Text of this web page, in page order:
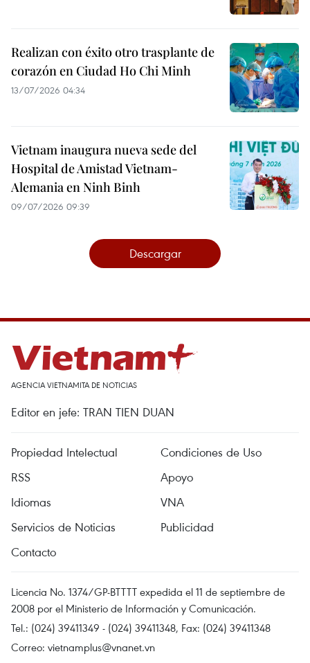
Realizan con éxito otro trasplante de
corazón en Ciudad Ho Chi Minh
13/07/2026 04:34
Vietnam inaugura nueva sede del
Hospital de Amistad Vietnam-
Alemania en Ninh Binh
09/07/2026 09:39
Descargar
AGENCIA VIETNAMITA DE NOTICIAS
Editor en jefe: TRAN TIEN DUAN
Propiedad Intelectual
Condiciones de Uso
RSS
Apoyo
Idiomas
VNA
Servicios de Noticias
Publicidad
Contacto
Licencia No. 1374/GP-BTTTT expedida el 11 de septiembre de
2008 por el Ministerio de Información y Comunicación.
Tel.: (024) 39411349 - (024) 39411348, Fax: (024) 39411348
Correo: vietnamplus@vnanet.vn